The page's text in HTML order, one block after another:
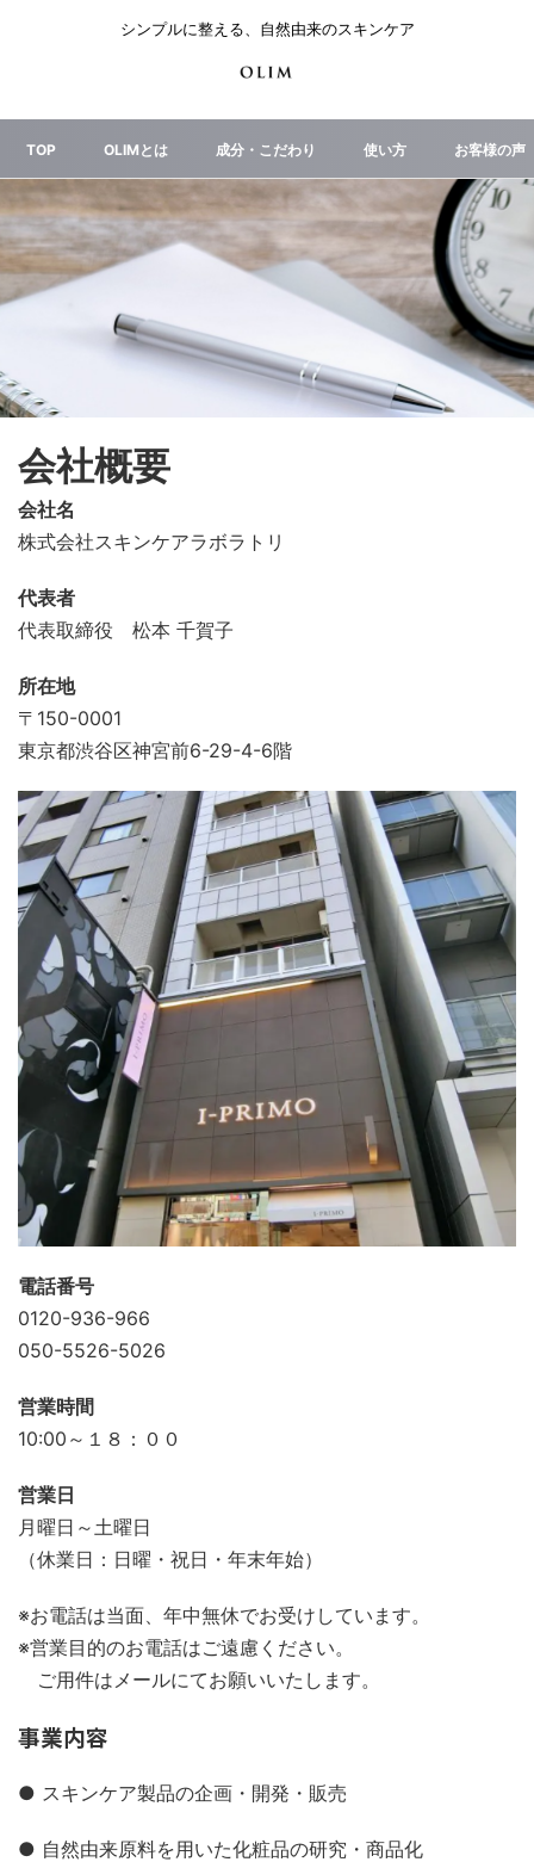
シンプルに整える、自然由来のスキンケア
TOP OLIMとは 成分・こだわり 使い方 お客様の声
会社概要
会社名
株式会社スキンケアラボラトリ
代表者
代表取締役 松本 千賀子
所在地
〒150-0001
東京都渋谷区神宮前6-29-4-6階
電話番号
0120-936-966
050-5526-5026
営業時間
10:00～１８：００
営業日
月曜日～土曜日
（休業日：日曜・祝日・年末年始）
※お電話は当面、年中無休でお受けしています。
※営業目的のお電話はご遠慮ください。
ご用件はメールにてお願いいたします。
事業内容
● スキンケア製品の企画・開発・販売
● 自然由来原料を用いた化粧品の研究・商品化